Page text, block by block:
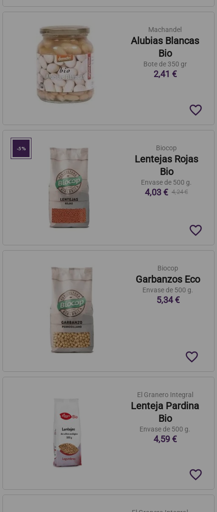
Machandel
Alubias Blancas
Bio
Bote de 350 gr
2,41 €
favorite_border
-5% Biocop
Lentejas Rojas
Bio
Envase de 500 g.
4,03 € 4,24 €
favorite_border
Biocop
Garbanzos Eco
Envase de 500 g.
5,34 €
favorite_border
El Granero Integral
Lenteja Pardina
Bio
Envase de 500 g.
4,59 €
favorite_border